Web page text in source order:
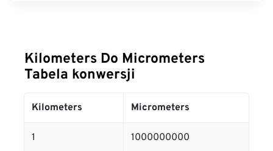
Kilometers Do Micrometers
Tabela konwersji
Kilometers Micrometers
1 1000000000